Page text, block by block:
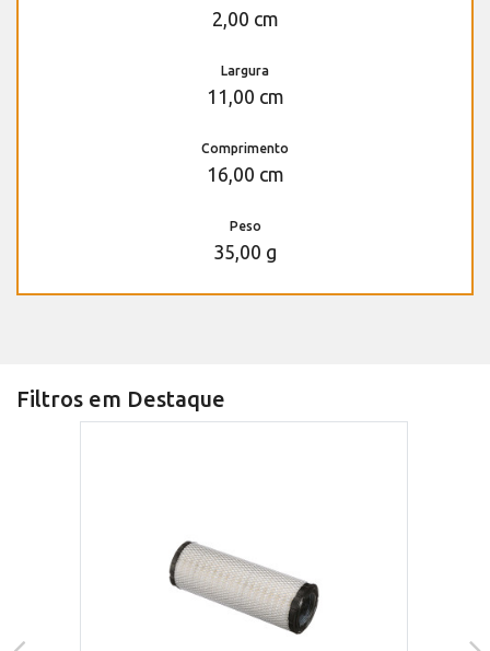
2,00 cm
Largura
11,00 cm
Comprimento
16,00 cm
Peso
35,00 g
Filtros em Destaque